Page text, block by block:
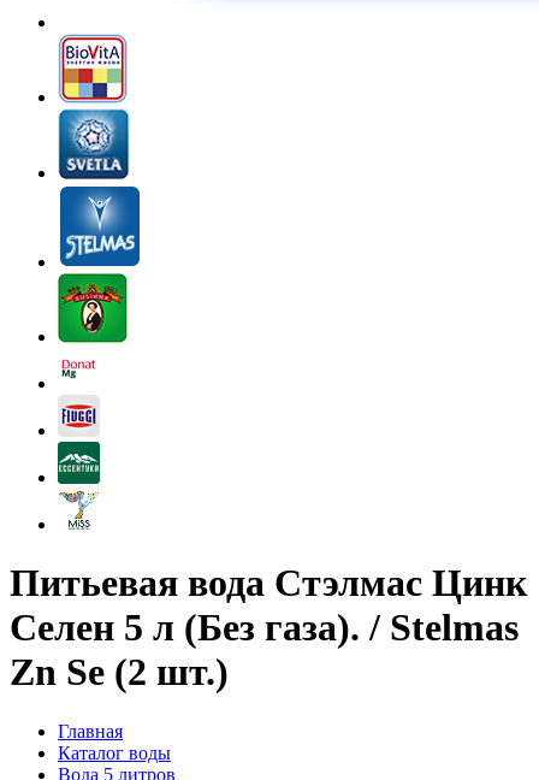
Питьевая вода Стэлмас Цинк
Селен 5 л (Без газа). / Stelmas
Zn Se (2 шт.)
Главная
Каталог воды
Вода 5 литров